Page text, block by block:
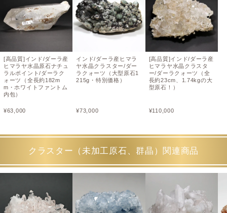
[高品質]インド/ダーラ産
ヒマラヤ水晶原石ナチュ
ラルポイント/ダーラク
ォーツ（全長約182m
m・ホワイトファントム
内包）
¥63,000
インド/ダーラ産ヒマラ
ヤ水晶クラスター/ダー
ラクォーツ（大型原石1
215g・特別価格）
¥73,000
[高品質]インド/ダーラ産
ヒマラヤ水晶クラスタ
ー/ダーラクォーツ（全
長約23cm、1.74kgの大
型原石！）
¥110,000
クラスター（未加工原石、群晶）関連商品